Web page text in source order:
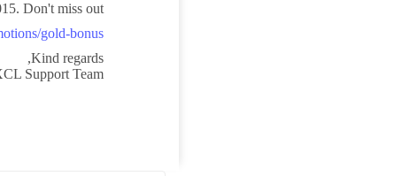
Don't miss out!
gold-bonus
Kind regards,
Support Team